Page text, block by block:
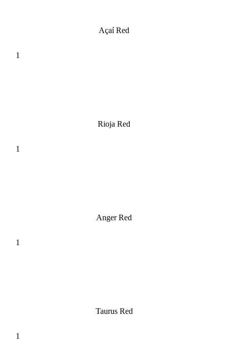
Açaí Red
Rioja Red
Anger Red
Taurus Red